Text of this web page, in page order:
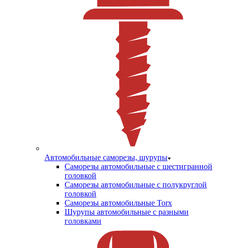
Автомобильные саморезы, шурупы
Саморезы автомобильные с шестигранной
головкой
Саморезы автомобильные с полукруглой
головкой
Саморезы автомобильные Torx
Шурупы автомобильные с разными
головками